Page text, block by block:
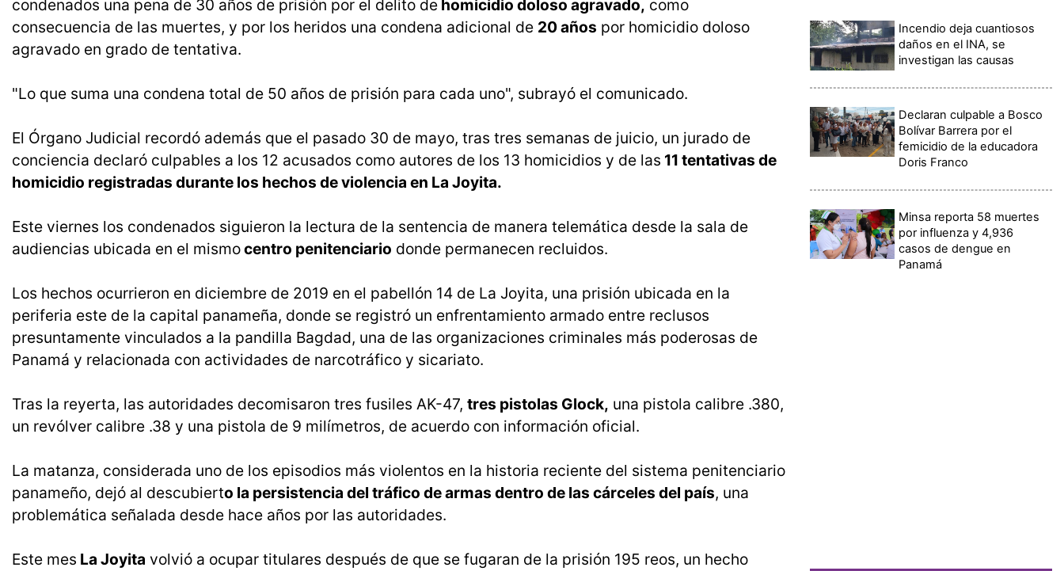
condenados una pena de 30 años de prisión por el delito de homicidio doloso agravado, como
consecuencia de las muertes, y por los heridos una condena adicional de 20 años por homicidio doloso
agravado en grado de tentativa.
"Lo que suma una condena total de 50 años de prisión para cada uno", subrayó el comunicado.
El Órgano Judicial recordó además que el pasado 30 de mayo, tras tres semanas de juicio, un jurado de
conciencia declaró culpables a los 12 acusados como autores de los 13 homicidios y de las 11 tentativas de
homicidio registradas durante los hechos de violencia en La Joyita.
Este viernes los condenados siguieron la lectura de la sentencia de manera telemática desde la sala de
audiencias ubicada en el mismocentro penitenciario donde permanecen recluidos.
Los hechos ocurrieron en diciembre de 2019 en el pabellón 14 de La Joyita, una prisión ubicada en la
periferia este de la capital panameña, donde se registró un enfrentamiento armado entre reclusos
presuntamente vinculados a la pandilla Bagdad, una de las organizaciones criminales más poderosas de
Panamá y relacionada con actividades de narcotráfico y sicariato.
Tras la reyerta, las autoridades decomisaron tres fusiles AK-47, tres pistolas Glock, una pistola calibre .380,
un revólver calibre .38 y una pistola de 9 milímetros, de acuerdo con información oficial.
La matanza, considerada uno de los episodios más violentos en la historia reciente del sistema penitenciario
panameño, dejó al descubierto la persistencia del tráfico de armas dentro de las cárceles del país, una
problemática señalada desde hace años por las autoridades.
Este mes La Joyita volvió a ocupar titulares después de que se fugaran de la prisión 195 reos, un hecho
Incendio deja cuantiosos
daños en el INA, se
investigan las causas
Declaran culpable a Bosco
Bolívar Barrera por el
femicidio de la educadora
Doris Franco
Minsa reporta 58 muertes
por influenza y 4,936
casos de dengue en
Panamá